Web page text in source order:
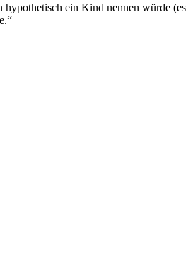
ein Kind nennen würde (es